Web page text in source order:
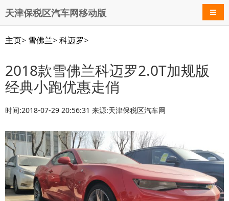
天津保税区汽车网移动版 导航
主页> 雪佛兰>科迈罗>
2018款雪佛兰科迈罗2.0T加规版
经典小跑优惠走俏
时间:2018-07-29 20:56:31 来源:天津保税区汽车网